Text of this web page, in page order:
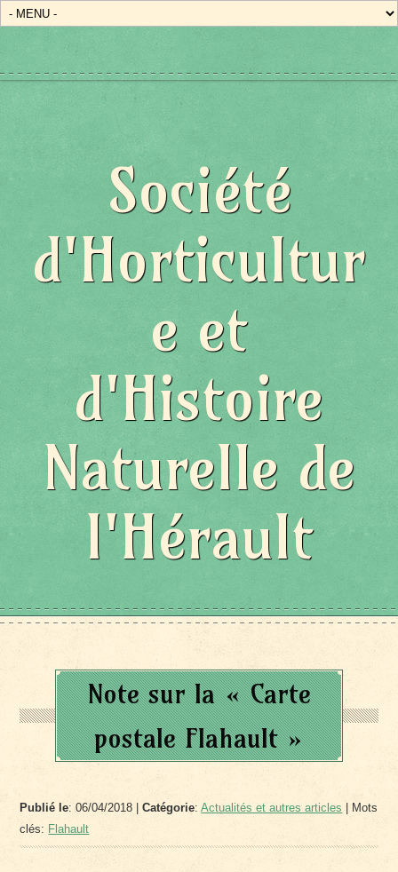
Société
d'Horticultur
e et
d'Histoire
Naturelle de
l'Hérault
Note sur la « Carte
postale Flahault »
Publié le: 06/04/2018 |Catégorie:Actualités et autres articles | Mots
clés: Flahault